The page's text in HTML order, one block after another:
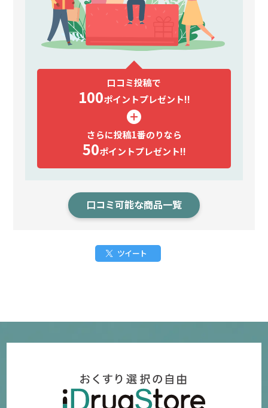
口コミ投稿で
100ポイントプレゼント!!
さらに投稿1番のりなら
50ポイントプレゼント!!
口コミ可能な商品一覧
ツイート